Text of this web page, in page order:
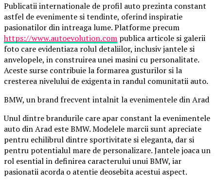
Publicatii internationale de profil auto prezinta constant
astfel de evenimente si tendinte, oferind inspiratie
pasionatilor din intreaga lume. Platforme precum
https://www.autoevolution.com publica articole si galerii
foto care evidentiaza rolul detaliilor, inclusiv jantele si
anvelopele, in construirea unei masini cu personalitate.
Aceste surse contribuie la formarea gusturilor si la
cresterea nivelului de exigenta in randul comunitatii auto.
BMW, un brand frecvent intalnit la evenimentele din Arad
Unul dintre brandurile care apar constant la evenimentele
auto din Arad este BMW. Modelele marcii sunt apreciate
pentru echilibrul dintre sportivitate si eleganta, dar si
pentru potentialul mare de personalizare. Jantele joaca un
rol esential in definirea caracterului unui BMW, iar
pasionatii acorda o atentie deosebita acestui aspect.